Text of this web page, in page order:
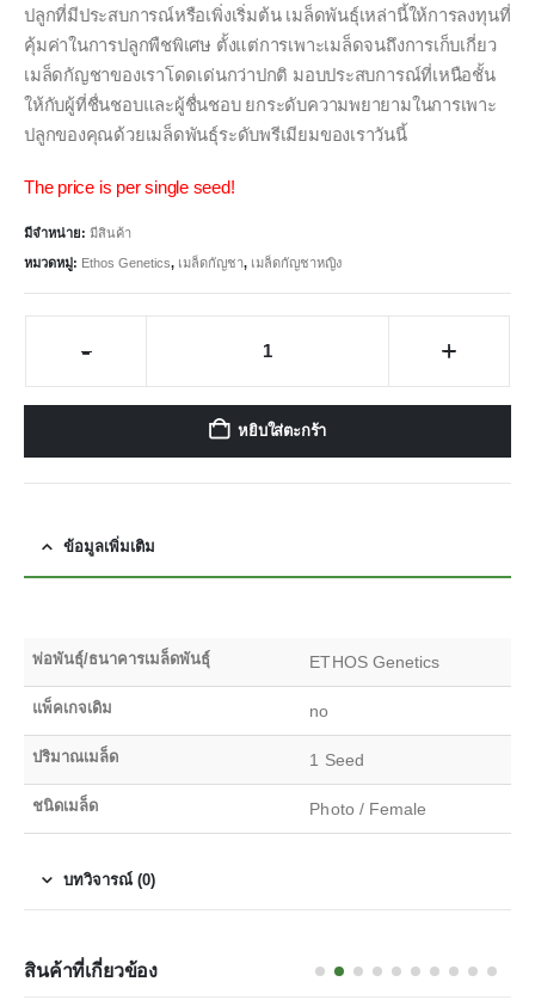
ปลูกที่มีประสบการณ์หรือเพิ่งเริ่มต้น เมล็ดพันธุ์เหล่านี้ให้การลงทุนที่
คุ้มค่าในการปลูกพืชพิเศษ ตั้งแต่การเพาะเมล็ดจนถึงการเก็บเกี่ยว
เมล็ดกัญชาของเราโดดเด่นกว่าปกติ มอบประสบการณ์ที่เหนือชั้น
ให้กับผู้ที่ชื่นชอบและผู้ชื่นชอบ ยกระดับความพยายามในการเพาะ
ปลูกของคุณด้วยเมล็ดพันธุ์ระดับพรีเมียมของเราวันนี้
The price is per single seed!
มีจำหน่าย: มีสินค้า
หมวดหมู่: Ethos Genetics, เมล็ดกัญชา, เมล็ดกัญชาหญิง
- +
หยิบใส่ตะกร้า
ข้อมูลเพิ่มเติม
พ่อพันธุ์/ธนาคารเมล็ดพันธุ์ ETHOS Genetics
แพ็คเกจเดิม no
ปริมาณเมล็ด 1 Seed
ชนิดเมล็ด Photo / Female
บทวิจารณ์ (0)
สินค้าที่เกี่ยวข้อง